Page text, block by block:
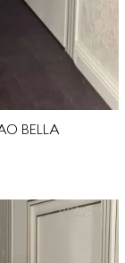
BELLA